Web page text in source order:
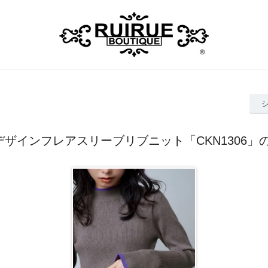
ザインフレアスリーブリブニット「CKN1306」